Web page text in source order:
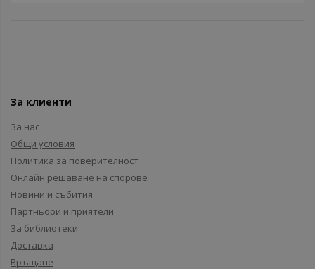
За клиенти
За нас
Общи условия
Политика за поверителност
Онлайн решаване на спорове
Новини и събития
Партньори и приятели
За библиотеки
Доставка
Връщане